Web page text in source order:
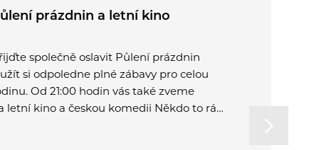
prázdnin a letní kino
společně oslavit Půlení prázdnin
si odpoledne plné zábavy pro celou
Od 21:00 hodin vás také zveme
letní kino a českou komedii Někdo to rád